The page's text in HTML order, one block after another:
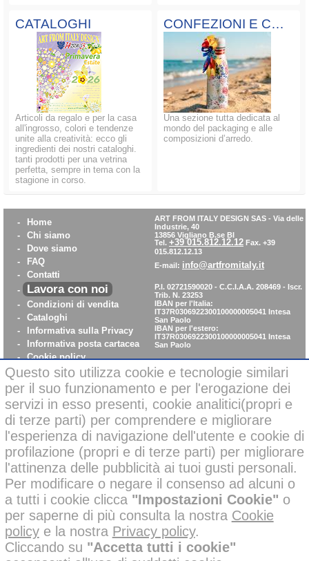
CATALOGHI
Articoli da regalo e per la casa
all'ingrosso, colori e tendenze
unite alla creatività: ecco gli
ingredienti dei nostri cataloghi.
tanti prodotti per una vetrina
perfetta, sempre in tema con la
stagione in corso.
CONFEZIONI E COMPOSIZIONI
Una sezione tutta dedicata al
mondo del packaging e alle
composizioni d’arredo.
-
Home
-
Chi siamo
-
Dove siamo
-
FAQ
-
Contatti
-
Lavora con noi
-
Condizioni di vendita
-
Cataloghi
-
Informativa sulla Privacy
-
Informativa posta cartacea
- Cookie policy
- WhistleBlowing
-
Parità di Genere
ART FROM ITALY DESIGN SAS - Via delle
Industrie, 40
13856 Vigliano B.se BI
Tel. +39 015.812.12.12 Fax. +39
015.812.12.13
E-mail: info@artfromitaly.it
P.I. 02721590020 - C.C.I.A.A. 208469 - Iscr.
Trib. N. 23253
IBAN per l'Italia:
IT37R0306922300100000005041
Intesa
San Paolo
IBAN per l'estero:
IT37R0306922300100000005041
Intesa
San Paolo
Pagamenti sicuri con carta di credito on-line
Alcune immagini di questo sito possono essere state corrette negli
sfondi o migliorate nelle ambientazioni con l’ausilio di intelligenza
artificiale per finalità creative e illustrative.
Tutti i nostri prodotti presenti nelle foto invece, sono reali e non sono
stati modificati o alterati; inoltre i prodotti a marchio
Questo sito utilizza cookie e tecnologie similari
per il suo funzionamento e per l'erogazione dei
servizi in esso presenti, cookie analitici(propri e
di terze parti) per comprendere e migliorare
l'esperienza di navigazione dell'utente e cookie di
profilazione (propri e di terze parti) per migliorare
l'attinenza delle pubblicità ai tuoi gusti personali.
Per modificare o negare il consenso ad alcuni o
a tutti i cookie clicca "Impostazioni Cookie" o
per saperne di più consulta la nostra Cookie
policye la nostra Privacy policy.
Cliccando su "Accetta tutti i cookie"